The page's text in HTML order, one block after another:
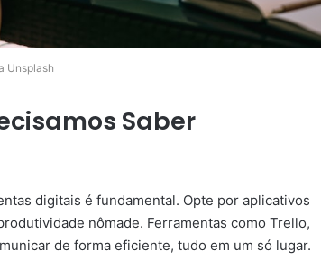
Unsplash
Saber
digitais é fundamental. Opte por aplicativos
nômade. Ferramentas como Trello,
de forma eficiente, tudo em um só lugar.